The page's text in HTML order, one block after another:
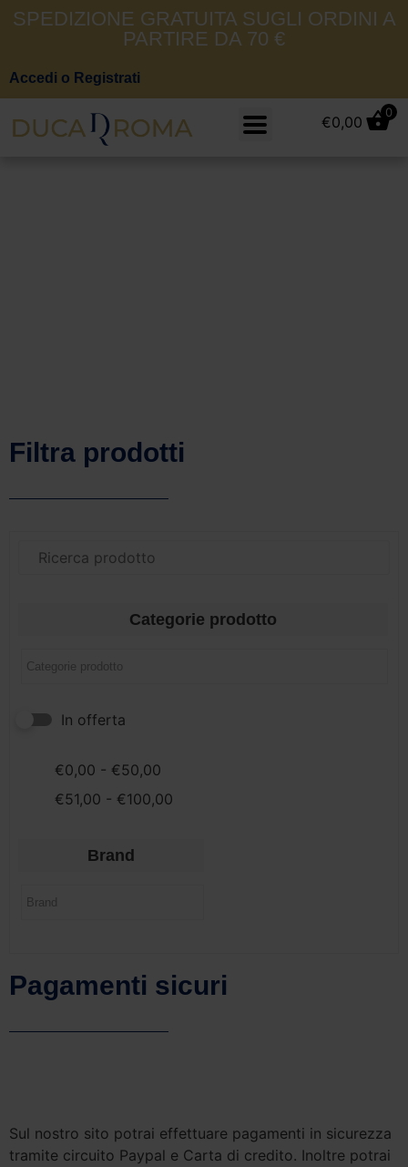
SPEDIZIONE GRATUITA SUGLI ORDINI A
PARTIRE DA 70 €
Accedi o Registrati
€0,00
0
Filtra prodotti
Categorie prodotto
In offerta
€0,00 - €50,00
€51,00 - €100,00
Brand
Pagamenti sicuri
Sul nostro sito potrai effettuare pagamenti in sicurezza
tramite circuito Paypal e Carta di credito. Inoltre potrai